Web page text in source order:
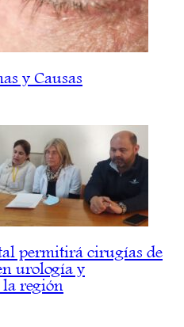
y Causas
permitirá cirugías de
urología y
región